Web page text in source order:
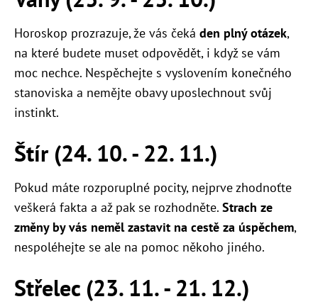
Horoskop prozrazuje, že vás čeká den plný otázek,
na které budete muset odpovědět, i když se vám
moc nechce. Nespěchejte s vyslovením konečného
stanoviska a nemějte obavy uposlechnout svůj
instinkt.
Štír (24. 10. - 22. 11.)
Pokud máte rozporuplné pocity, nejprve zhodnoťte
veškerá fakta a až pak se rozhodněte. Strach ze
změny by vás neměl zastavit na cestě za úspěchem,
nespoléhejte se ale na pomoc někoho jiného.
Střelec (23. 11. - 21. 12.)